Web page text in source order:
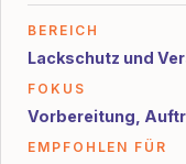
BEREICH
Lackschutz und
FOKUS
Vorbereitung,
EMPFOHLEN FÜR